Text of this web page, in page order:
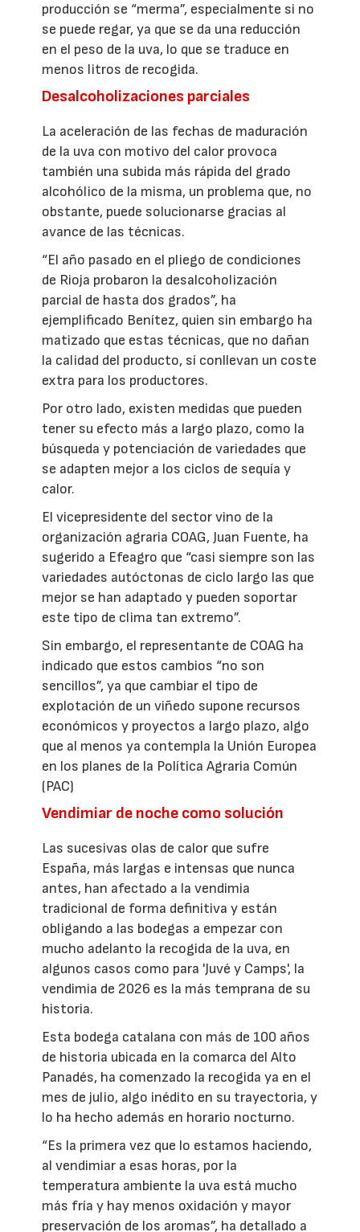
producción se “merma”, especialmente si no
se puede regar, ya que se da una reducción
en el peso de la uva, lo que se traduce en
menos litros de recogida.
Desalcoholizaciones parciales
La aceleración de las fechas de maduración
de la uva con motivo del calor provoca
también una subida más rápida del grado
alcohólico de la misma, un problema que, no
obstante, puede solucionarse gracias al
avance de las técnicas.
“El año pasado en el pliego de condiciones
de Rioja probaron la desalcoholización
parcial de hasta dos grados”, ha
ejemplificado Benítez, quien sin embargo ha
matizado que estas técnicas, que no dañan
la calidad del producto, sí conllevan un coste
extra para los productores.
Por otro lado, existen medidas que pueden
tener su efecto más a largo plazo, como la
búsqueda y potenciación de variedades que
se adapten mejor a los ciclos de sequía y
calor.
El vicepresidente del sector vino de la
organización agraria COAG, Juan Fuente, ha
sugerido a Efeagro que “casi siempre son las
variedades autóctonas de ciclo largo las que
mejor se han adaptado y pueden soportar
este tipo de clima tan extremo”.
Sin embargo, el representante de COAG ha
indicado que estos cambios “no son
sencillos”, ya que cambiar el tipo de
explotación de un viñedo supone recursos
económicos y proyectos a largo plazo, algo
que al menos ya contempla la Unión Europea
en los planes de la Política Agraria Común
(PAC)
Vendimiar de noche como solución
Las sucesivas olas de calor que sufre
España, más largas e intensas que nunca
antes, han afectado a la vendimia
tradicional de forma definitiva y están
obligando a las bodegas a empezar con
mucho adelanto la recogida de la uva, en
algunos casos como para 'Juvé y Camps', la
vendimia de 2026 es la más temprana de su
historia.
Esta bodega catalana con más de 100 años
de historia ubicada en la comarca del Alto
Panadés, ha comenzado la recogida ya en el
mes de julio, algo inédito en su trayectoria, y
lo ha hecho además en horario nocturno.
“Es la primera vez que lo estamos haciendo,
al vendimiar a esas horas, por la
temperatura ambiente la uva está mucho
más fría y hay menos oxidación y mayor
preservación de los aromas”, ha detallado a